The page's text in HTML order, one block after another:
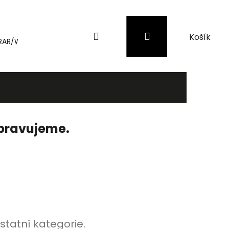
WinRAR Záložní zdroje (UPS) a přepěťové
PřihlášeníNákupní
košík
kategorie.